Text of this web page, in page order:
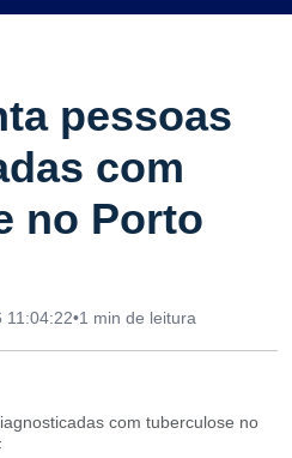
pessoas
com
no Porto
11:04:22•1 min de leitura
com tuberculose no